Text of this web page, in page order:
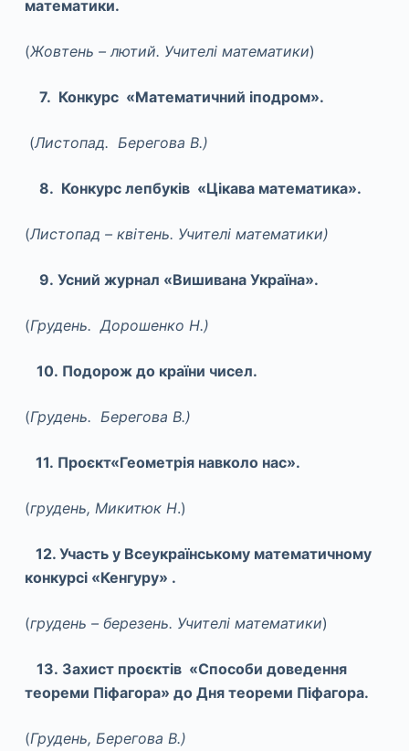
математики.
(Жовтень – лютий. Учителі математики)
7. Конкурс «Математичний іподром».
(Листопад. Берегова В.)
8. Конкурс лепбуків «Цікава математика».
(Листопад – квітень. Учителі математики)
9. Усний журнал «Вишивана Україна».
(Грудень. Дорошенко Н.)
10. Подорож до країни чисел.
(Грудень. Берегова В.)
11. Проєкт«Геометрія навколо нас».
(грудень, Микитюк Н.)
12. Участь у Всеукраїнському математичному
конкурсі «Кенгуру» .
(грудень – березень. Учителі математики)
13. Захист проєктів «Способи доведення
теореми Піфагора» до Дня теореми Піфагора.
(Грудень, Берегова В.)